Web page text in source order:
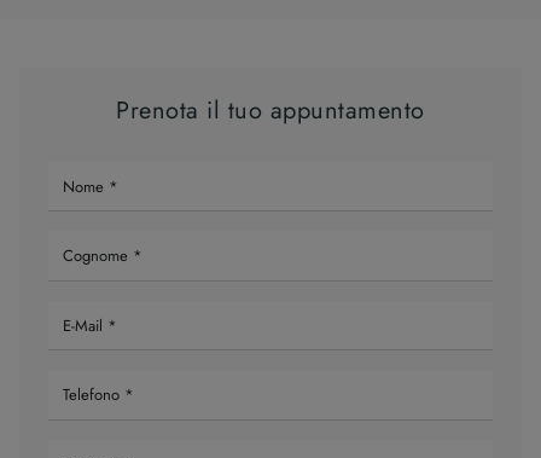
Prenota il tuo appuntamento